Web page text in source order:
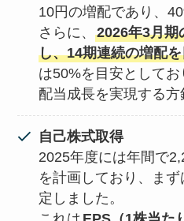
10円の増配であり、
さらに、2026年3月期
し、14期連続の増配
は50%を目安として
配当成長を実現する方
自己株式取得
2025年度には年間で
を計画しており、ま
定しました。